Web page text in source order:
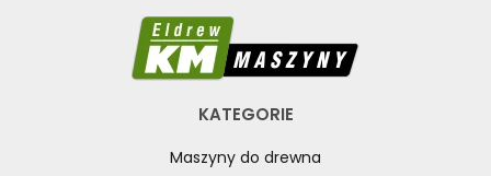
KATEGORIE
Maszyny do drewna